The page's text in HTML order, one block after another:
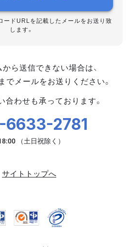
ードURLを記載したメールをお送り致
します。
ら送信できない場合は、
までメールをお送りください。
合わせも承っております。
6633-2781
サイトトップへ